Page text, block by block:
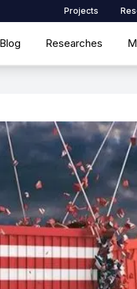
Projects
Blog Researches